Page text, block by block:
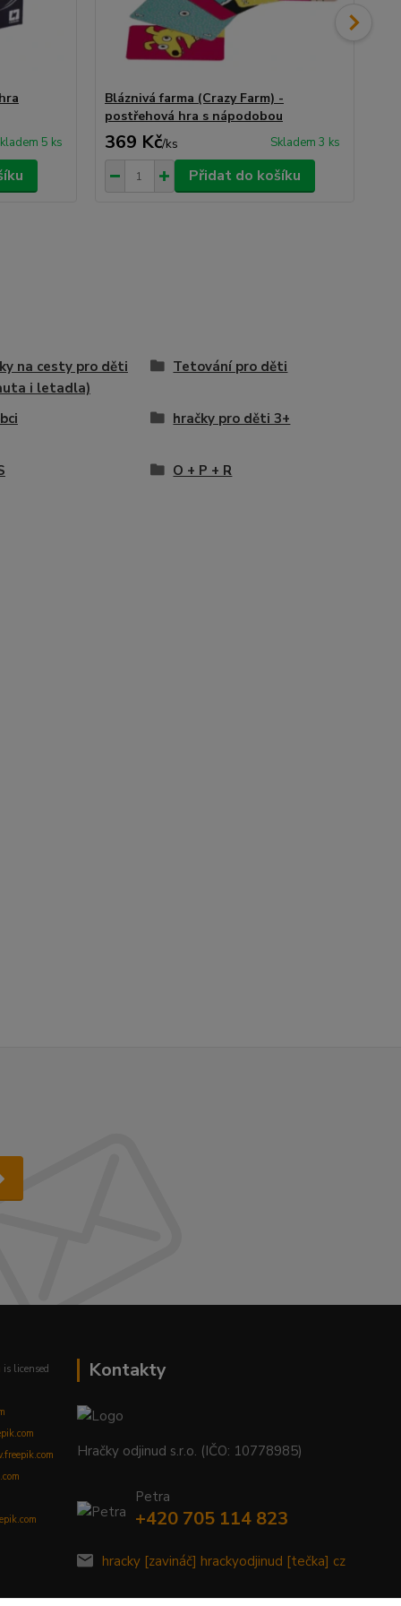
5 ks
Bláznivá farma (Crazy Farm) -
postřehová hra s nápodobou
369 Kč/ks Skladem 3 ks
Přidat do košíku
na cesty pro děti
i letadla)
Tetování pro děti
hračky pro děti 3+
O + P + R
is licensed
Kontakty
Hračky odjinud s.r.o. (IČO: 10778985)
Petra
+420 705 114 823
hracky [zavináč] hrackyodjinud [tečka] cz